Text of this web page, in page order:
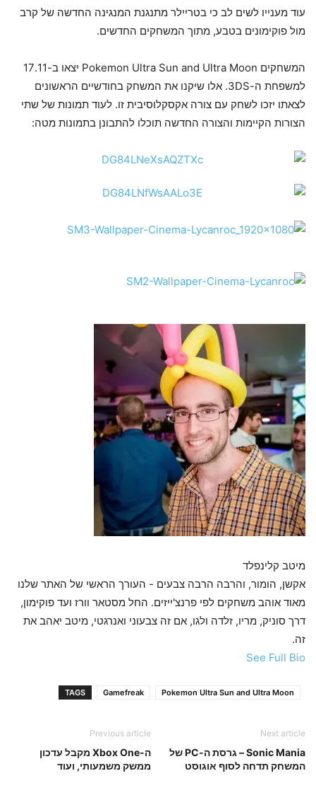
עוד מענייו לשים לב כי בטריילר מתנגנת המנגינה החדשה של קרב
מול פוקימונים בטבע, מתוך המשחקים החדשים.
המשחקים Pokemon Ultra Sun and Ultra Moon יצאו ב-17.11
למשפחת ה-3DS. אלו שיקנו את המשחק בחודשיים הראשונים
לצאתו יזכו לשחק עם צורה אקסקלוסיבית זו. לעוד תמונות של שתי
הצורות הקיימות והצורה החדשה תוכלו להתבונן בתמונות מטה:
מיטב קלינפלד
אקשן, הומור, והרבה הרבה צבעים - העורך הראשי של האתר שלנו
מאוד אוהב משחקים לפי פרנצ'ייזים. החל מסטאר וורז ועד פוקימון,
דרך סוניק, מריו, זלדה ולגו, אם זה צבעוני ואנרגטי, מיטב יאהב את
זה.
See Full Bio
TAGS Gamefreak Pokemon Ultra Sun and Ultra Moon
Previous article
ה-Xbox One מקבל עדכון
ממשק משמעותי, ועוד
Next article
Sonic Mania – גרסת ה-PC של
המשחק תדחה לסוף אוגוסט